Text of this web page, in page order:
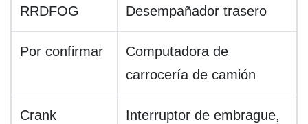
RRDFOG Desempañador trasero
Por confirmar
Computadora de
carrocería de camión
Crank
Interruptor de embrague,